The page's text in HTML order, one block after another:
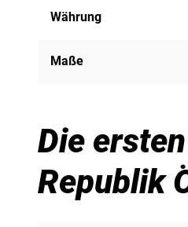
Währung
Maße
Die
Republik